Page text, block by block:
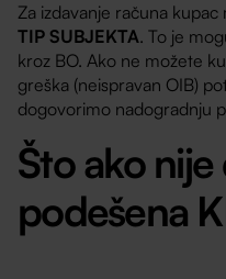
Za izdavanje računa
TIP SUBJEKTA. To je
kroz BO. Ako ne možete
greška (neispravan OIB)
dogovorimo nadogradnju
Što ako
podešena